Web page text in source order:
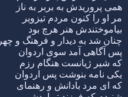
همی پروریدش به بربر به ناز
مر او را کنون مردم تیزویر
بیاموختندش هنر هرچ بود
چنان شد به دیدار و فرهنگ و چهر
پس آگاهی آمد سوی اردوان
که شیر ژیانست هنگام رزم
یکی نامه بنوشت پس اردوان
که ای مرد بادانش و رهنمای